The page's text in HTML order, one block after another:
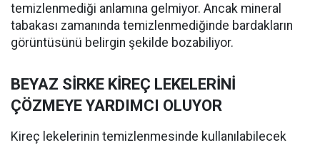
temizlenmediği anlamına gelmiyor. Ancak mineral
tabakası zamanında temizlenmediğinde bardakların
görüntüsünü belirgin şekilde bozabiliyor.
BEYAZ SİRKE KİREÇ LEKELERİNİ
ÇÖZMEYE YARDIMCI OLUYOR
Kireç lekelerinin temizlenmesinde kullanılabilecek